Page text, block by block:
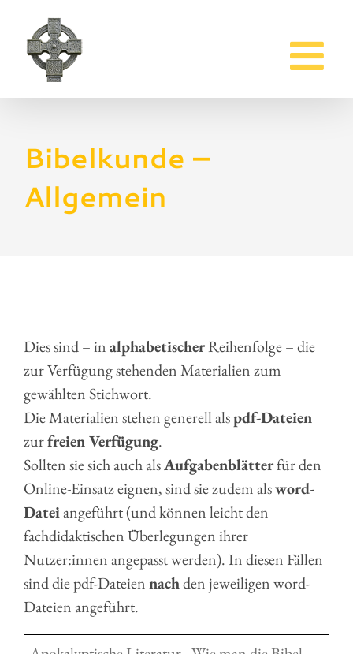
Inhalt
springen
Bibelkunde –
Allgemein
Dies sind – inalphabetischerReihenfolge – die
zur Verfügung stehenden Materialien zum
gewählten Stichwort.
Die Materialien stehen generell alspdf-Dateien
zurfreien Verfügung.
Sollten sie sich auch alsAufgabenblätterfür den
Online-Einsatz eignen, sind sie zudem alsword-
Dateiangeführt (und können leicht den
fachdidaktischen Überlegungen ihrer
Nutzer:innen angepasst werden). In diesen Fällen
sind die pdf-Dateiennachden jeweiligen word-
Dateien angeführt.